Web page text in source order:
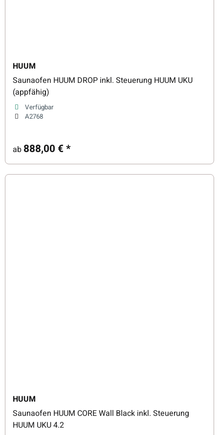
HUUM
Saunaofen HUUM DROP inkl. Steuerung HUUM UKU
(appfähig)
Verfügbar
A2768
ab 888,00 €*
HUUM
Saunaofen HUUM CORE Wall Black inkl. Steuerung
HUUM UKU 4.2